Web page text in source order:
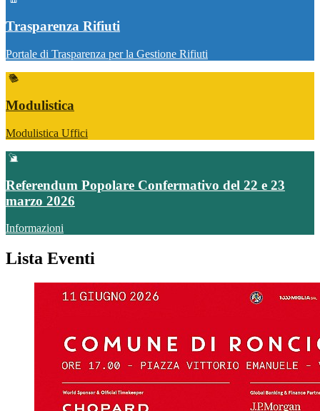
Trasparenza Rifiuti
Portale di Trasparenza per la Gestione Rifiuti
Modulistica
Modulistica Uffici
Referendum Popolare Confermativo del 22 e 23
marzo 2026
Informazioni
Lista Eventi